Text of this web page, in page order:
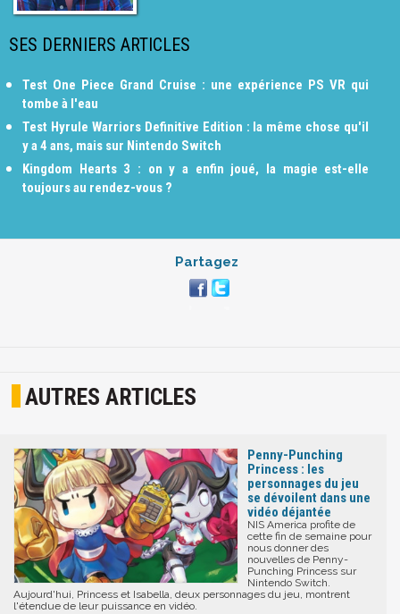
SES DERNIERS ARTICLES
Test One Piece Grand Cruise : une expérience PS VR qui
tombe à l'eau
Test Hyrule Warriors Definitive Edition : la même chose qu'il
y a 4 ans, mais sur Nintendo Switch
Kingdom Hearts 3 : on y a enfin joué, la magie est-elle
toujours au rendez-vous ?
Partagez
AUTRES ARTICLES
Penny-Punching
Princess : les
personnages du jeu
se dévoilent dans une
vidéo déjantée
NIS America profite de
cette fin de semaine pour
nous donner des
nouvelles de Penny-
Punching Princess sur
Nintendo Switch.
Aujourd'hui, Princess et Isabella, deux personnages du jeu, montrent
l'étendue de leur puissance en vidéo.